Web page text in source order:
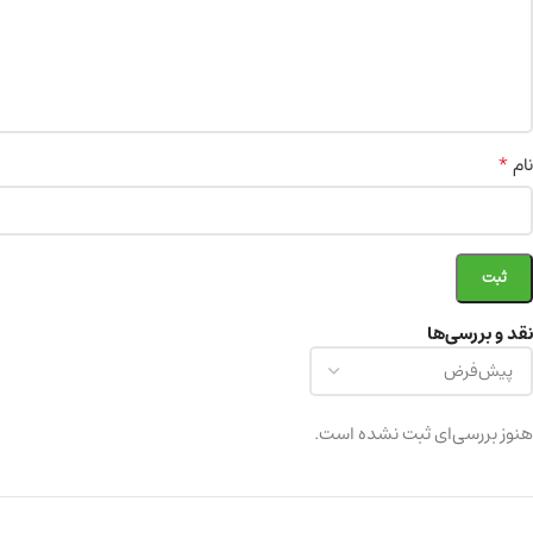
نقد و بررسی‌ها
هنوز بررسی‌ای ثبت نشده است.
نام*